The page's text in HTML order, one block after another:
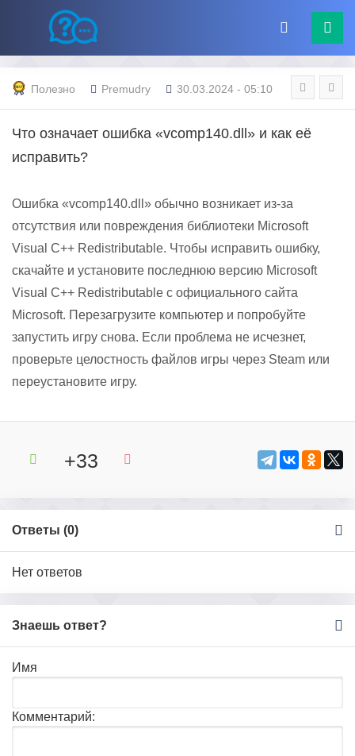
Полезно Premudry 30.03.2024 - 05:10
Что означает ошибка «vcomp140.dll» и как её
исправить?
Ошибка «vcomp140.dll» обычно возникает из-за
отсутствия или повреждения библиотеки Microsoft
Visual C++ Redistributable. Чтобы исправить ошибку,
скачайте и установите последнюю версию Microsoft
Visual C++ Redistributable с официального сайта
Microsoft. Перезагрузите компьютер и попробуйте
запустить игру снова. Если проблема не исчезнет,
проверьте целостность файлов игры через Steam или
переустановите игру.
+33
Ответы (0)
Нет ответов
Знаешь ответ?
Имя
Комментарий: